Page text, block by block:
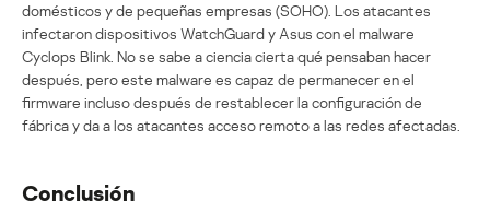
domésticos y de pequeñas empresas (SOHO). Los atacantes
infectaron dispositivos WatchGuard y Asus con el malware
Cyclops Blink. No se sabe a ciencia cierta qué pensaban hacer
después, pero este malware es capaz de permanecer en el
firmware incluso después de restablecer la configuración de
fábrica y da a los atacantes acceso remoto a las redes afectadas.
Conclusión